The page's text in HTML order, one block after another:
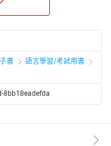
結合而呈現予讀者。主要
能考出的模擬猜題。如此
熟悉度有大大提升，則高
的定義及抽象的機械構
的動作流程和工作原
3.解題掌握SOP，強化
者多年教學經驗下所自創
書
語言學習/考試用書
8bb18eadefda